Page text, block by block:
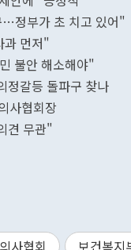
…정부가 초 치고 있어"
과 먼저"
불안 해소해야"
갈등 돌파구 찾나
의사협회장
견 무관"
사협회 보건복지